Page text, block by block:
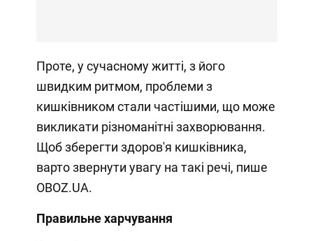
Проте, у сучасному житті, з його
швидким ритмом, проблеми з
кишківником стали частішими, що може
викликати різноманітні захворювання.
Щоб зберегти здоров'я кишківника,
варто звернути увагу на такі речі, пише
OBOZ.UA.
Правильне харчування